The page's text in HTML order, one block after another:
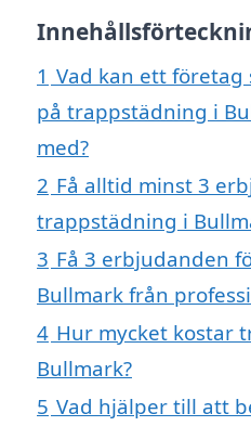
1 Vad kan ett företag
på trappstädning i
med?
2 Få alltid minst 3
trappstädning i
3 Få 3 erbjudanden
Bullmark från
4 Hur mycket kostar
Bullmark?
5 Vad hjälper till att